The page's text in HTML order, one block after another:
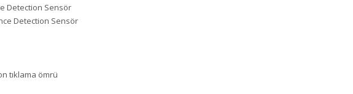
Detection Sensör
Detection Sensör
tıklama ömrü